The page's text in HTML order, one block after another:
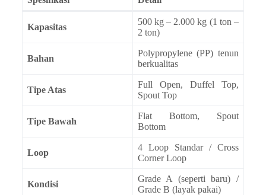
Kapasitas
500 kg – 2.000 kg (1 ton –
2 ton)
Bahan
Polypropylene (PP) tenun
berkualitas
Tipe Atas
Full Open, Duffel Top,
Spout Top
Tipe Bawah
Flat Bottom, Spout
Bottom
Loop
4 Loop Standar / Cross
Corner Loop
Kondisi
Grade A (seperti baru) /
Grade B (layak pakai)